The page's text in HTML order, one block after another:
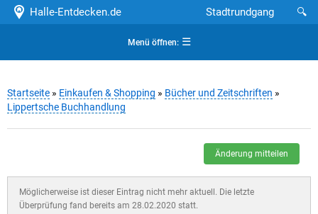
Halle-Entdecken.de 🔍
Stadtrundgang
Menü öffnen:☰
Startseite » Einkaufen & Shopping » Bücher und Zeitschriften »
Lippertsche Buchhandlung
Änderung mitteilen
Möglicherweise ist dieser Eintrag nicht mehr aktuell. Die letzte
Überprüfung fand bereits am 28.02.2020 statt.